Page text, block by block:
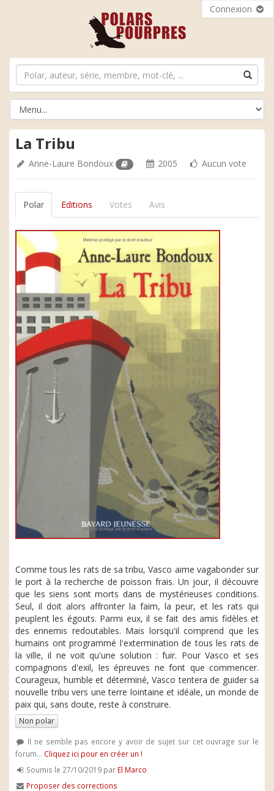
Connexion
La Tribu
Anne-Laure Bondoux 2005 Aucun vote
Polar Editions Votes Avis
Comme tous les rats de sa tribu, Vasco aime vagabonder sur
le port à la recherche de poisson frais. Un jour, il découvre
que les siens sont morts dans de mystérieuses conditions.
Seul, il doit alors affronter la faim, la peur, et les rats qui
peuplent les égouts. Parmi eux, il se fait des amis fidèles et
des ennemis redoutables. Mais lorsqu'il comprend que les
humains ont programmé l'extermination de tous les rats de
la ville, il ne voit qu'une solution : fuir. Pour Vasco et ses
compagnons d'exil, les épreuves ne font que commencer.
Courageux, humble et déterminé, Vasco tentera de guider sa
nouvelle tribu vers une terre lointaine et idéale, un monde de
paix qui, sans doute, reste à construire.
Non polar
Il ne semble pas encore y avoir de sujet sur cet ouvrage sur le
forum... Cliquez ici pour en créer un !
Soumis le 27/10/2019 par El Marco
Proposer des corrections